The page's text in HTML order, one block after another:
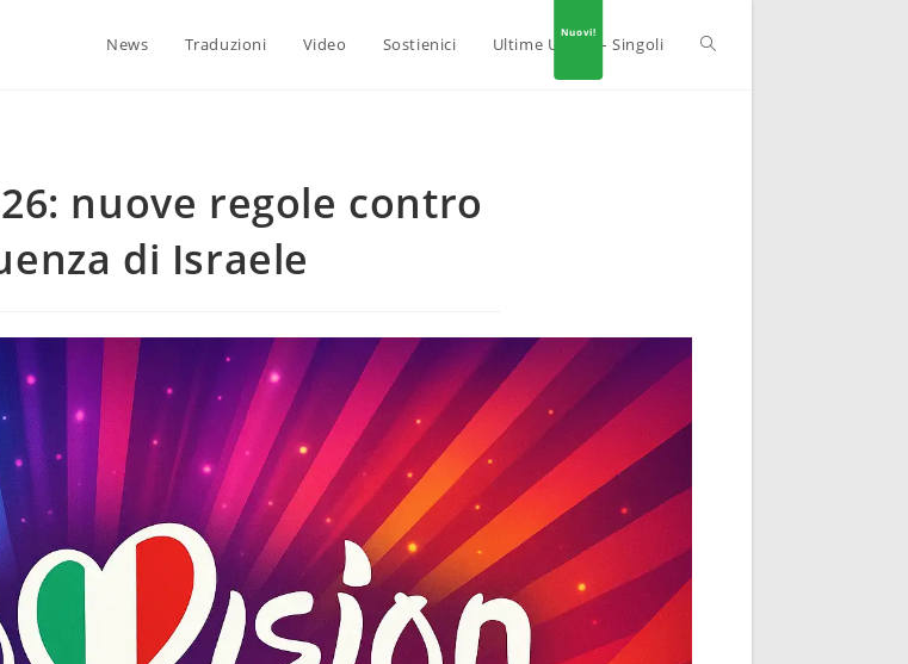
News Traduzioni Video Sostienici Ultime Uscite – Singoli
nuove regole contro
di Israele